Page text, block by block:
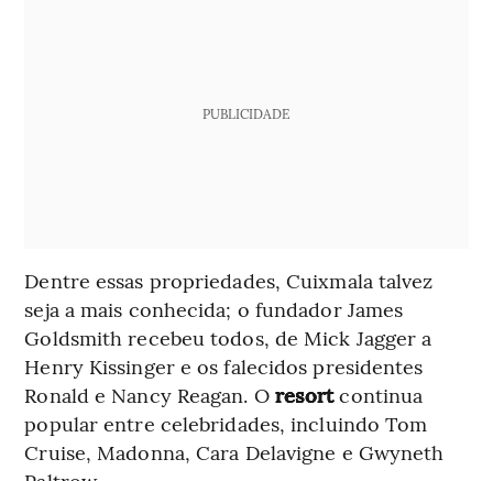
PUBLICIDADE
Dentre essas propriedades, Cuixmala talvez
seja a mais conhecida; o fundador James
Goldsmith recebeu todos, de Mick Jagger a
Henry Kissinger e os falecidos presidentes
Ronald e Nancy Reagan. O resortcontinua
popular entre celebridades, incluindo Tom
Cruise, Madonna, Cara Delavigne e Gwyneth